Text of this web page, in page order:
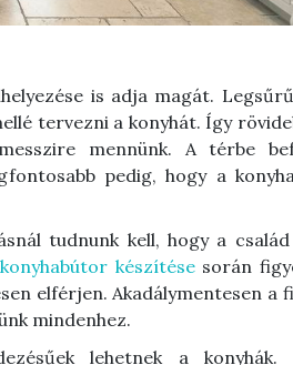
is adja magát.
tervezni a konyhát. Így
mennünk. A térbe
pedig, hogy a
tudnunk kell, hogy a
készítésesorán
elférjen. Akadálymentesen a
mindenhez.
lehetnek a konyhák.